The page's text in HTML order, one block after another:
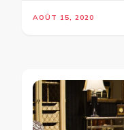
AOÛT 15, 2020